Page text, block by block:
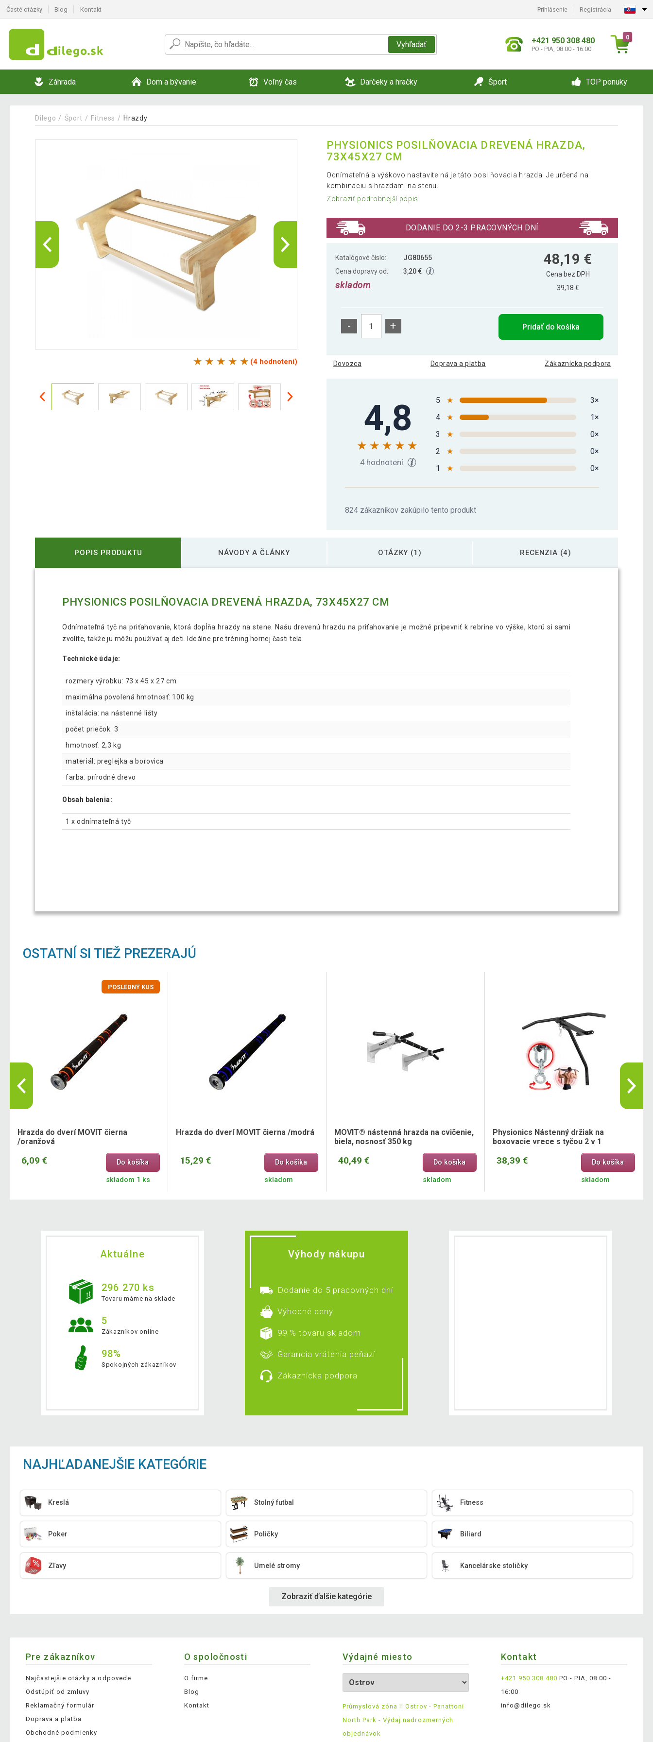
Časté otázky Blog Kontakt Prihlásenie Registrácia
Vyhľadať +421 950 308 480
PO - PIA, 08:00 - 16:00
0
Záhrada Dom a bývanie Voľný čas Darčeky a hračky Šport TOP ponuky
Dilego Šport Fitness Hrazdy
(4 hodnotení)
PHYSIONICS POSILŇOVACIA DREVENÁ HRAZDA,
73X45X27 CM
Odnímateľná a výškovo nastaviteľná je táto posilňovacia hrazda. Je určená na
kombináciu s hrazdami na stenu.
Zobraziť podrobnejší popis
DODANIE DO 2-3 PRACOVNÝCH DNÍ
Katalógové číslo:
JG80655
Cena dopravy od:
3,20 €
skladom
48,19 €
Cena bez DPH
39,18 €
- + Pridať do košíka
Dovozca Doprava a platba Zákaznícka podpora
4,8
4 hodnotení
5 ★
3×
4
★
1×
3
★
0×
2
★
0×
1
★ 0×
824 zákazníkov zakúpilo tento produkt
POPIS PRODUKTU NÁVODY A ČLÁNKY OTÁZKY (1) RECENZIA (4)
PHYSIONICS POSILŇOVACIA DREVENÁ HRAZDA, 73X45X27 CM
Odnímateľná tyč na priťahovanie, ktorá dopĺňa hrazdy na stene. Našu drevenú hrazdu na priťahovanie je možné pripevniť k rebrine vo výške, ktorú si sami
zvolíte, takže ju môžu používať aj deti. Ideálne pre tréning hornej časti tela.
Technické údaje:
rozmery výrobku: 73 x 45 x 27 cm
maximálna povolená hmotnosť: 100 kg
inštalácia: na nástenné lišty
počet priečok: 3
hmotnosť: 2,3 kg
materiál: preglejka a borovica
farba: prírodné drevo
Obsah balenia:
1 x odnímateľná tyč
OSTATNÍ SI TIEŽ PREZERAJÚ
POSLEDNÝ KUS
Hrazda do dverí MOVIT čierna
/oranžová
6,09 € Do košíka
skladom 1 ks
Hrazda do dverí MOVIT čierna /modrá
15,29 € Do košíka
skladom
MOVIT® nástenná hrazda na cvičenie,
biela, nosnosť 350 kg
40,49 € Do košíka
skladom
Physionics Nástenný držiak na
boxovacie vrece s tyčou 2 v 1
38,39 € Do košíka
skladom
Aktuálne
296 270 ks
Tovaru máme na sklade
5
Zákazníkov online
98%
Spokojných zákazníkov
Výhody nákupu
Dodanie do 5 pracovných dní
Výhodné ceny
99 % tovaru skladom
Garancia vrátenia peňazí
Zákaznícka podpora
NAJHĽADANEJŠIE KATEGÓRIE
Kreslá Stolný futbal Fitness
Poker Poličky Biliard
Zľavy Umelé stromy Kancelárske stoličky
Zobraziť ďalšie kategórie
Pre zákazníkov
Najčastejšie otázky a odpovede
Odstúpiť od zmluvy
Reklamačný formulár
Doprava a platba
Obchodné podmienky
O spoločnosti
O firme
Blog
Kontakt
Výdajné miesto
Průmyslová zóna II Ostrov - Panattoni
North Park - Výdaj nadrozmerných
objednávok
Kontakt
+421 950 308 480 PO - PIA, 08:00 -
16:00
info@dilego.sk